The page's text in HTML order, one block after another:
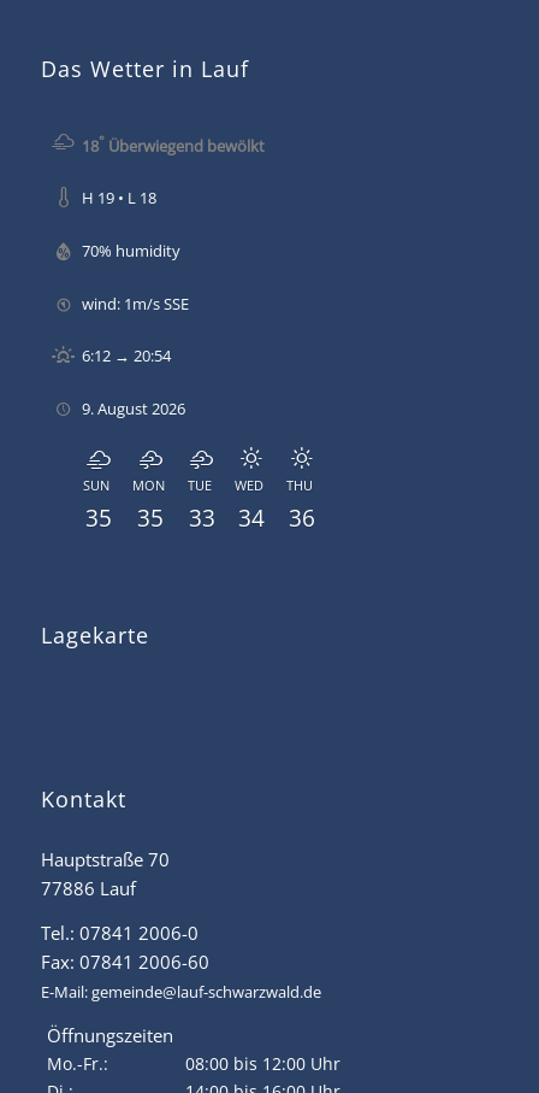
Das Wetter in Lauf
18°Überwiegend bewölkt
H 19 • L 18
70% humidity
wind: 1m/s SSE
6:12 → 20:54
9. August 2026
SUN
35
MON
35
TUE
33
WED
34
THU
36
Lagekarte
Kontakt
Hauptstraße 70
77886 Lauf
Tel.: 07841 2006-0
Fax: 07841 2006-60
E-Mail:gemeinde@lauf-schwarzwald.de
Öffnungszeiten
Mo.-Fr.:
08:00 bis 12:00 Uhr